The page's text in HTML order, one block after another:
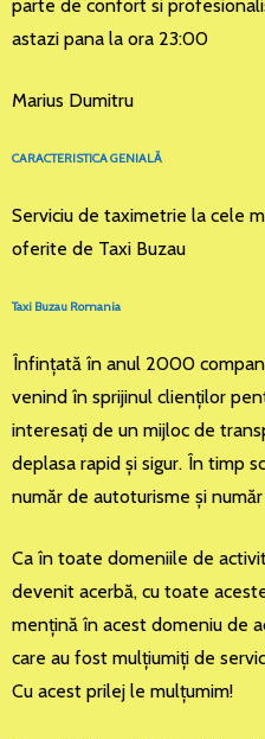
parte de confort si
astazi pana la ora 23:00
Marius Dumitru
CARACTERISTICA GENIALĂ
Serviciu de taximetrie la cele
oferite de Taxi Buzau
Taxi Buzau Romania
Înfinţată în anul 2000
venind în sprijinul clienţilor
interesaţi de un mijloc de
deplasa rapid şi sigur. În timp
număr de autoturisme şi
Ca în toate domeniile de
devenit acerbă, cu toate
menţină în acest domeniu de
care au fost mulţiumiţi de
Cu acest prilej le mulţumim!